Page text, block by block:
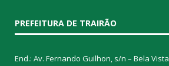
PREFEITURA DE TRAIRÃO
End.: Av. Fernando Guilhon, s/n – Bela Vista